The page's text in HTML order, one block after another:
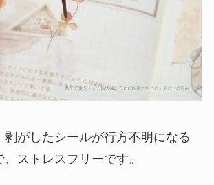
剥がしたシールが行方不明になる
ストレスフリーです。